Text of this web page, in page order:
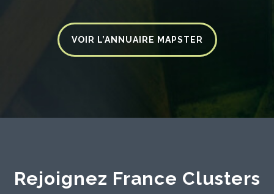
VOIR L’ANNUAIRE MAPSTER
Rejoignez France Clusters